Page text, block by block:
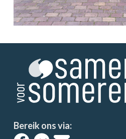
Bereik ons via: